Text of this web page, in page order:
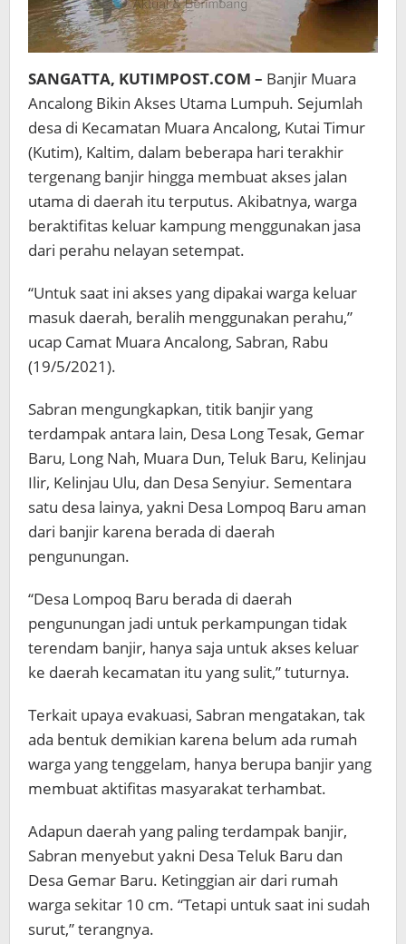
SANGATTA, KUTIMPOST.COM – Banjir Muara
Ancalong Bikin Akses Utama Lumpuh. Sejumlah
desa di Kecamatan Muara Ancalong, Kutai Timur
(Kutim), Kaltim, dalam beberapa hari terakhir
tergenang banjir hingga membuat akses jalan
utama di daerah itu terputus. Akibatnya, warga
beraktifitas keluar kampung menggunakan jasa
dari perahu nelayan setempat.
“Untuk saat ini akses yang dipakai warga keluar
masuk daerah, beralih menggunakan perahu,”
ucap Camat Muara Ancalong, Sabran, Rabu
(19/5/2021).
Sabran mengungkapkan, titik banjir yang
terdampak antara lain, Desa Long Tesak, Gemar
Baru, Long Nah, Muara Dun, Teluk Baru, Kelinjau
Ilir, Kelinjau Ulu, dan Desa Senyiur. Sementara
satu desa lainya, yakni Desa Lompoq Baru aman
dari banjir karena berada di daerah
pengunungan.
“Desa Lompoq Baru berada di daerah
pengunungan jadi untuk perkampungan tidak
terendam banjir, hanya saja untuk akses keluar
ke daerah kecamatan itu yang sulit,” tuturnya.
Terkait upaya evakuasi, Sabran mengatakan, tak
ada bentuk demikian karena belum ada rumah
warga yang tenggelam, hanya berupa banjir yang
membuat aktifitas masyarakat terhambat.
Adapun daerah yang paling terdampak banjir,
Sabran menyebut yakni Desa Teluk Baru dan
Desa Gemar Baru. Ketinggian air dari rumah
warga sekitar 10 cm. “Tetapi untuk saat ini sudah
surut,” terangnya.